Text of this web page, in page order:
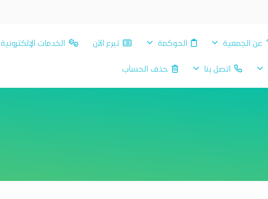
عن الجمعية الحوكمة تبرع الآن الخدمات الإلكترونية
اتصل بنا حذف الحساب